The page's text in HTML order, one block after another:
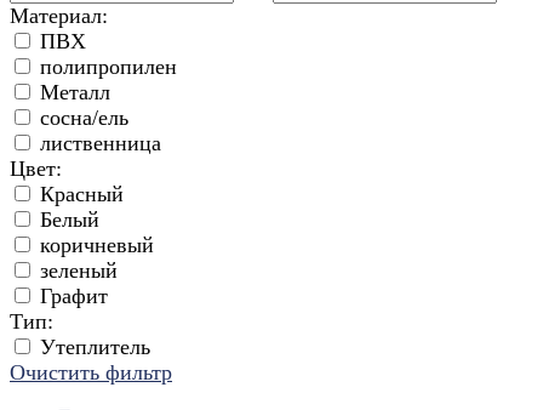
Материал:
ПВХ
полипропилен
Металл
сосна/ель
лиственница
Цвет:
Красный
Белый
коричневый
зеленый
Графит
Тип:
Утеплитель
Очистить фильтр